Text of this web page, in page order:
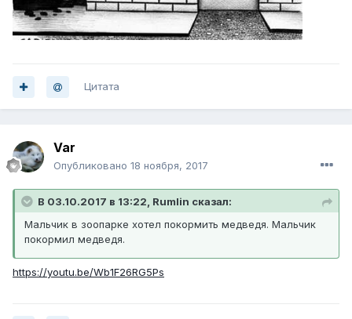
Цитата
Var
Опубликовано 18 ноября, 2017
В 03.10.2017 в 13:22, Rumlin сказал:
Мальчик в зоопарке хотел покормить медведя. Мальчик
покормил медведя.
https://youtu.be/Wb1F26RG5Ps